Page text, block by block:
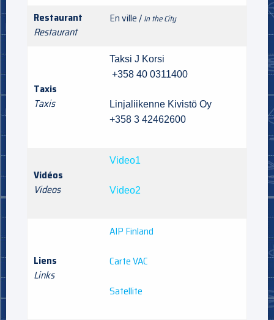
Restaurant
Restaurant
En ville /In the City
Taxis
Taxis
Taksi J Korsi
+358 40 0311400
Linjaliikenne Kivistö Oy
+358 3 42462600
Vidéos
Videos
Video1
Video2
Liens
Links
AIP Finland
Carte VAC
Satellite